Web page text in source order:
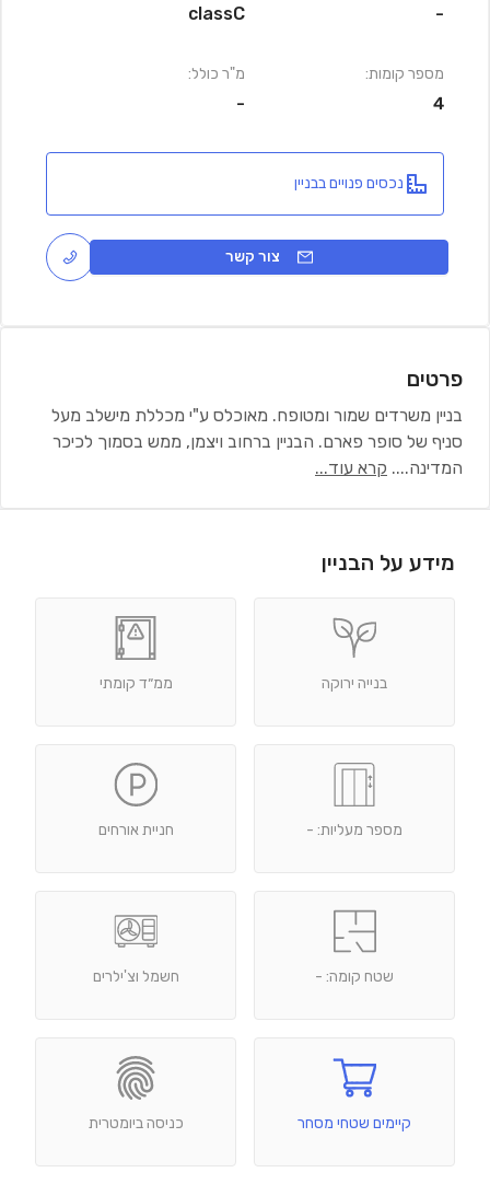
-
מספר קומות:
4
classC
מ"ר כולל:
-
נכסים פנויים בבניין
צור קשר
פרטים
בניין משרדים שמור ומטופח. מאוכלס ע"י מכללת מישלב מעל
סניף של סופר פארם. הבניין ברחוב ויצמן, ממש בסמוך לכיכר
המדינה.... קרא עוד...
מידע על הבניין
בנייה ירוקה ממ״ד קומתי
מספר מעליות: - חניית אורחים
שטח קומה: - חשמל וצ'ילרים
קיימים שטחי מסחר כניסה ביומטרית